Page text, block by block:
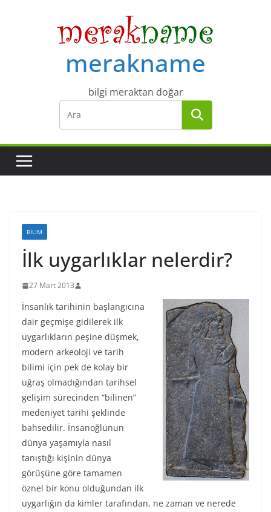
merakname
bilgi meraktan doğar
BILIM
İlk uygarlıklar nelerdir?
27 Mart 2013
İnsanlık tarihinin başlangıcına
dair geçmişe gidilerek ilk
uygarlıkların peşine düşmek,
modern arkeoloji ve tarih
bilimi için pek de kolay bir
uğraş olmadığından tarihsel
gelişim sürecinden “bilinen”
medeniyet tarihi şeklinde
bahsedilir. İnsanoğlunun
dünya yaşamıyla nasıl
tanıştığı kişinin dünya
görüşüne göre tamamen
öznel bir konu olduğundan ilk
uygarlığın da kimler tarafından, ne zaman ve nerede